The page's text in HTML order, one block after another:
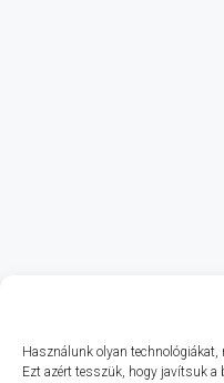
Használunk olyan
Ezt azért tesszük, hogy javítsuk a